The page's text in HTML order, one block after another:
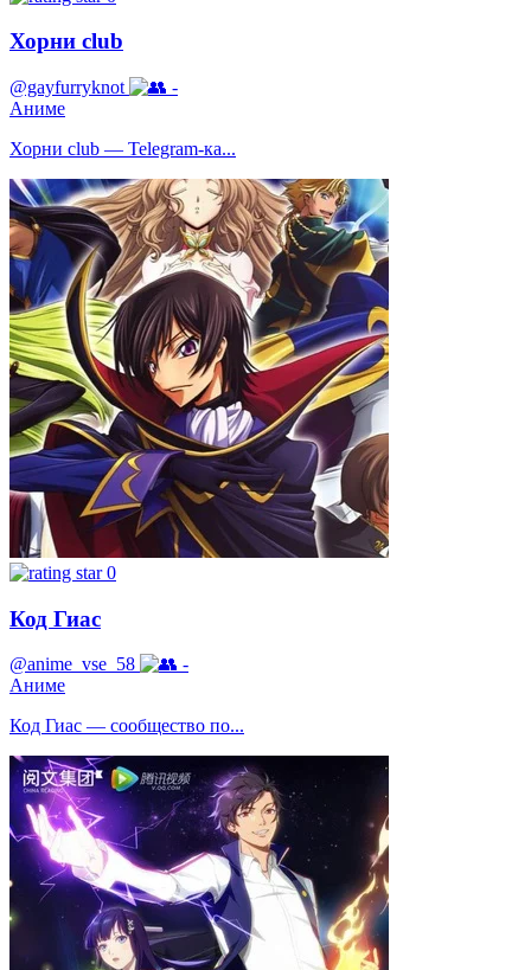
Хорни club
@gayfurryknot
-
Аниме
Хорни club — Telegram-ка...
0
Код Гиас
@anime_vse_58
-
Аниме
Код Гиас — сообщество по...